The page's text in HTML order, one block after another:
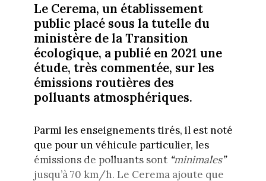
Le Cerema, un établissement
public placé sous la tutelle du
ministère de la Transition
écologique, a publié en 2021 une
étude, très commentée, sur les
émissions routières des
polluants atmosphériques.
Parmi les enseignements tirés, il est noté
que pour un véhicule particulier, les
émissions de polluants sont “minimales”
jusqu’à 70 km/h. Le Cerema ajoute que